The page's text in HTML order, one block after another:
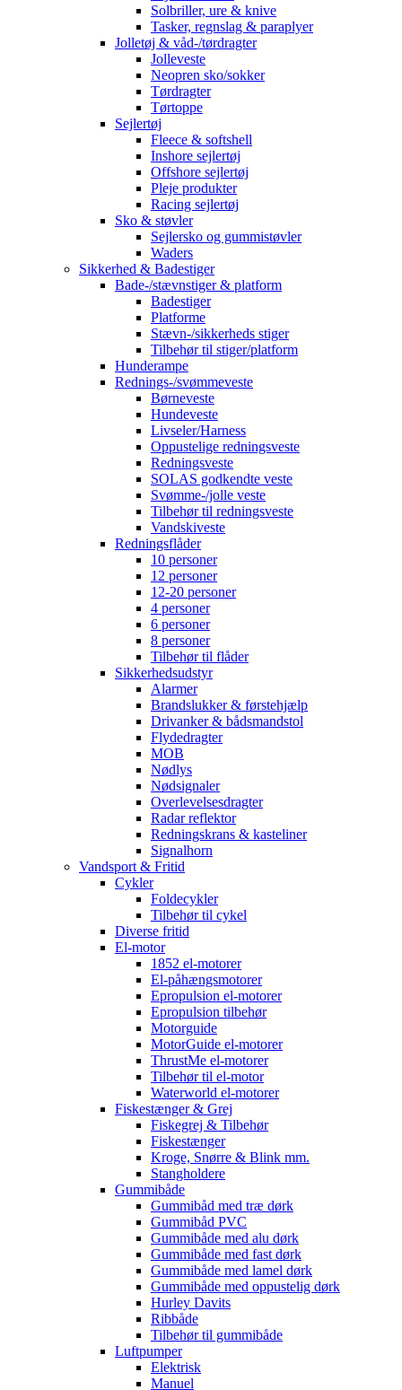
Solbriller, ure & knive
Tasker, regnslag & paraplyer
Jolletøj & våd-/tørdragter
Jolleveste
Neopren sko/sokker
Tørdragter
Tørtoppe
Sejlertøj
Fleece & softshell
Inshore sejlertøj
Offshore sejlertøj
Pleje produkter
Racing sejlertøj
Sko & støvler
Sejlersko og gummistøvler
Waders
Sikkerhed & Badestiger
Bade-/stævnstiger & platform
Badestiger
Platforme
Stævn-/sikkerheds stiger
Tilbehør til stiger/platform
Hunderampe
Rednings-/svømmeveste
Børneveste
Hundeveste
Livseler/Harness
Oppustelige redningsveste
Redningsveste
SOLAS godkendte veste
Svømme-/jolle veste
Tilbehør til redningsveste
Vandskiveste
Redningsflåder
10 personer
12 personer
12-20 personer
4 personer
6 personer
8 personer
Tilbehør til flåder
Sikkerhedsudstyr
Alarmer
Brandslukker & førstehjælp
Drivanker & bådsmandstol
Flydedragter
MOB
Nødlys
Nødsignaler
Overlevelsesdragter
Radar reflektor
Redningskrans & kasteliner
Signalhorn
Vandsport & Fritid
Cykler
Foldecykler
Tilbehør til cykel
Diverse fritid
El-motor
1852 el-motorer
El-påhængsmotorer
Epropulsion el-motorer
Epropulsion tilbehør
Motorguide
MotorGuide el-motorer
ThrustMe el-motorer
Tilbehør til el-motor
Waterworld el-motorer
Fiskestænger & Grej
Fiskegrej & Tilbehør
Fiskestænger
Kroge, Snørre & Blink mm.
Stangholdere
Gummibåde
Gummibåd med træ dørk
Gummibåd PVC
Gummibåde med alu dørk
Gummibåde med fast dørk
Gummibåde med lamel dørk
Gummibåde med oppustelig dørk
Hurley Davits
Ribbåde
Tilbehør til gummibåde
Luftpumper
Elektrisk
Manuel